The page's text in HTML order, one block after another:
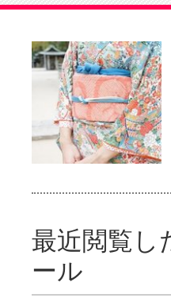
最近閲覧し
ール